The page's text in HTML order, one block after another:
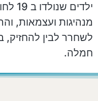
מנהיגות ועצמאות,
לשחרר לבין להחזיק,
חמלה.